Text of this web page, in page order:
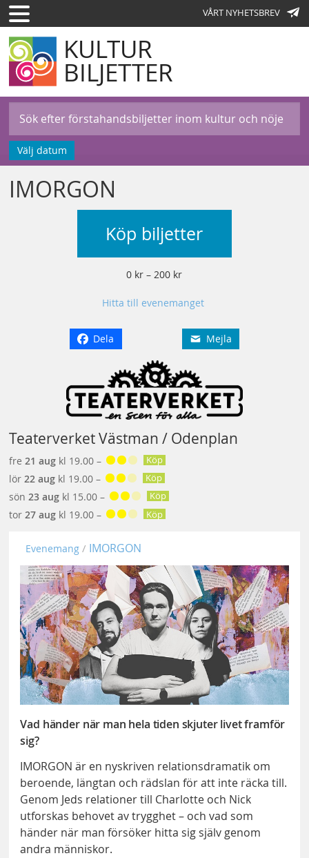
VÅRT NYHETSBREV
KULTUR
BILJETTER
Välj datum
IMORGON
Köp biljetter
0 kr – 200 kr
Hitta till evenemanget
Dela Mejla
Teaterverket Västman / Odenplan
fre21 augkl 19.00 – Köp
lör22 augkl 19.00 – Köp
sön23 augkl 15.00 – Köp
tor27 augkl 19.00 – Köp
Evenemang IMORGON
Vad händer när man hela tiden skjuter livet framför
sig?
IMORGON är en nyskriven relationsdramatik om
beroende, längtan och rädslan för att inte räcka till.
Genom Jeds relationer till Charlotte och Nick
utforskas behovet av trygghet – och vad som
händer när man försöker hitta sig själv genom
andra människor.